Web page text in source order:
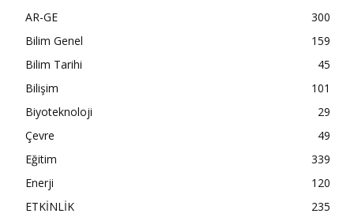
AR-GE
300
Bilim Genel
159
Bilim Tarihi
45
Bilişim
101
Biyoteknoloji
29
Çevre
49
Eğitim
339
Enerji
120
ETKİNLİK
235